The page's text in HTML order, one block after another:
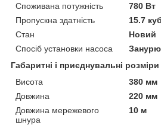
Споживана потужність
780 Вт
Пропускна здатність
15.7
Стан
Новий
Спосіб установки насоса
Габаритні і приєднувальні розміри
Висота
380 мм
Довжина
220 мм
Довжина мережевого
шнура
10 м